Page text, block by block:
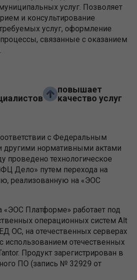
услуг. Позволяет
и консультирование
услуг, оформление
связанные с оказанием
повышает
качество услуг
с Федеральным
нормативными актами
проведено технологическое
Дело» путем перехода на
реализованную на «ЭОС
Платформе» работает под
операционных систем Alt
ОС, на отечественных серверах
использованием отечественных
Продукт зарегистрирован в
ПО (запись № 32929 от